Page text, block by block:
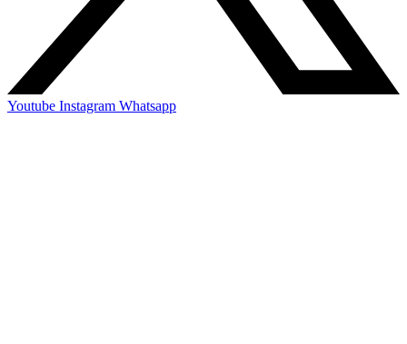
Youtube Instagram Whatsapp